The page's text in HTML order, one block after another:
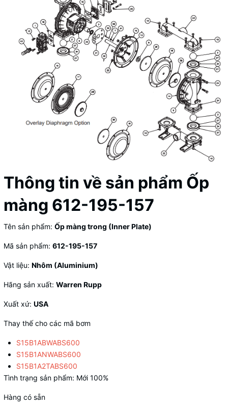
Thông tin về sản phẩm Ốp
màng 612-195-157
Tên sản phẩm: Ốp màng trong (Inner Plate)
Mã sản phẩm: 612-195-157
Vật liệu: Nhôm (Aluminium)
Hãng sản xuất: Warren Rupp
Xuất xứ: USA
Thay thế cho các mã bơm
S15B1ABWABS600
S15B1ANWABS600
S15B1A2TABS600
Tình trạng sản phẩm: Mới 100%
Hàng có sẵn